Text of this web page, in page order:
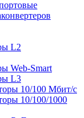
L2
Web-Smart
L3
10/100 Мбит/с
10/100/1000